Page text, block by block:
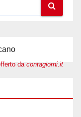
da contagiorni.it